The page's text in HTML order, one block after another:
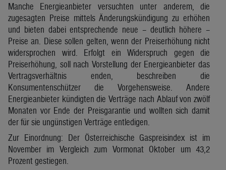
Manche Energieanbieter versuchten unter anderem, die
zugesagten Preise mittels Änderungskündigung zu erhöhen
und bieten dabei entsprechende neue – deutlich höhere –
Preise an. Diese sollen gelten, wenn der Preiserhöhung nicht
widersprochen wird. Erfolgt ein Widerspruch gegen die
Preiserhöhung, soll nach Vorstellung der Energieanbieter das
Vertragsverhältnis enden, beschreiben die
Konsumentenschützer die Vorgehensweise. Andere
Energieanbieter kündigten die Verträge nach Ablauf von zwölf
Monaten vor Ende der Preisgarantie und wollten sich damit
der für sie ungünstigen Verträge entledigen.
Zur Einordnung: Der Österreichische Gaspreisindex ist im
November im Vergleich zum Vormonat Oktober um 43,2
Prozent gestiegen.